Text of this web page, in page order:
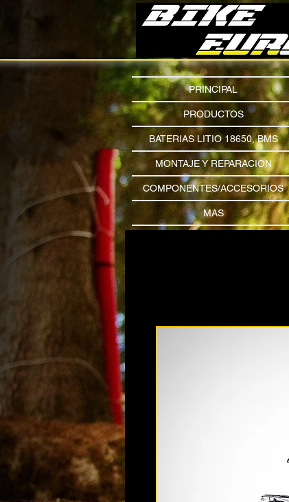
PRINCIPAL
PRODUCTOS
BATERIAS LITIO 18650, BMS
MONTAJE Y REPARACION
COMPONENTES/ACCESORIOS
MAS